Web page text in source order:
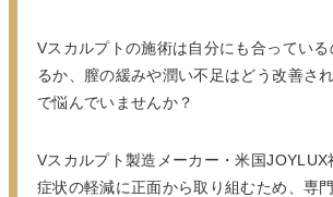
Vスカルプトの施術は自分にも合ってい
るか、膣の緩みや潤い不足はどう改善さ
で悩んでいませんか？
Vスカルプト製造メーカー・米国
症状の軽減に正面から取り組むため、専